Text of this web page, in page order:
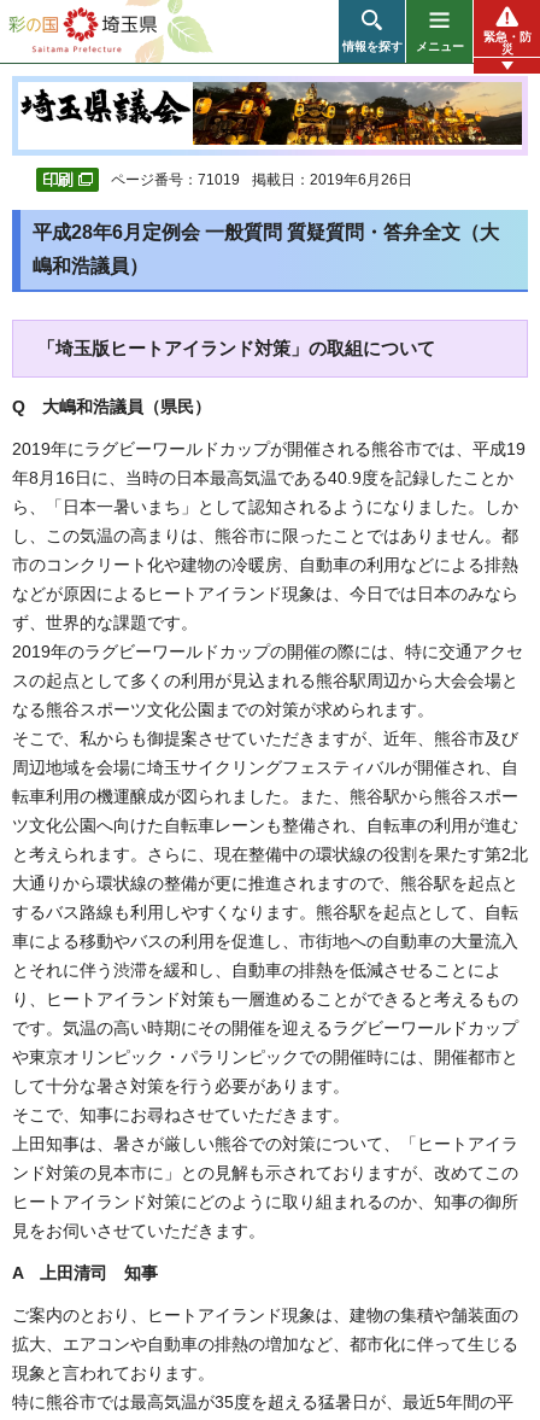
彩の国 埼玉県
情報を探す メニュー
緊急・防
災
ページ番号：71019 掲載日：2019年6月26日
平成28年6月定例会 一般質問 質疑質問・答弁全文（大
嶋和浩議員）
「埼玉版ヒートアイランド対策」の取組について
Q 大嶋和浩議員（県民）
2019年にラグビーワールドカップが開催される熊谷市では、平成19
年8月16日に、当時の日本最高気温である40.9度を記録したことか
ら、「日本一暑いまち」として認知されるようになりました。しか
し、この気温の高まりは、熊谷市に限ったことではありません。都
市のコンクリート化や建物の冷暖房、自動車の利用などによる排熱
などが原因によるヒートアイランド現象は、今日では日本のみなら
ず、世界的な課題です。
2019年のラグビーワールドカップの開催の際には、特に交通アクセ
スの起点として多くの利用が見込まれる熊谷駅周辺から大会会場と
なる熊谷スポーツ文化公園までの対策が求められます。
そこで、私からも御提案させていただきますが、近年、熊谷市及び
周辺地域を会場に埼玉サイクリングフェスティバルが開催され、自
転車利用の機運醸成が図られました。また、熊谷駅から熊谷スポー
ツ文化公園へ向けた自転車レーンも整備され、自転車の利用が進む
と考えられます。さらに、現在整備中の環状線の役割を果たす第2北
大通りから環状線の整備が更に推進されますので、熊谷駅を起点と
するバス路線も利用しやすくなります。熊谷駅を起点として、自転
車による移動やバスの利用を促進し、市街地への自動車の大量流入
とそれに伴う渋滞を緩和し、自動車の排熱を低減させることによ
り、ヒートアイランド対策も一層進めることができると考えるもの
です。気温の高い時期にその開催を迎えるラグビーワールドカップ
や東京オリンピック・パラリンピックでの開催時には、開催都市と
して十分な暑さ対策を行う必要があります。
そこで、知事にお尋ねさせていただきます。
上田知事は、暑さが厳しい熊谷での対策について、「ヒートアイラ
ンド対策の見本市に」との見解も示されておりますが、改めてこの
ヒートアイランド対策にどのように取り組まれるのか、知事の御所
見をお伺いさせていただきます。
A 上田清司 知事
ご案内のとおり、ヒートアイランド現象は、建物の集積や舗装面の
拡大、エアコンや自動車の排熱の増加など、都市化に伴って生じる
現象と言われております。
特に熊谷市では最高気温が35度を超える猛暑日が、最近5年間の平